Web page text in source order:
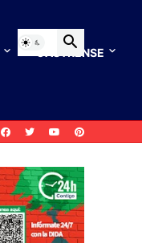
CASTRENSE